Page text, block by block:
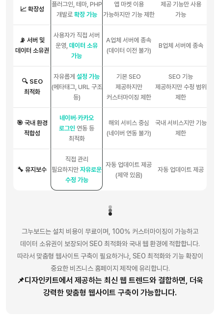
📈 확장성
플러그인, 테마, PHP
개발로 확장 가능
앱 마켓 이용
가능하지만 기능 제한
제공 기능만 사용
가능
📡 서버 및
데이터 소유권
사용자가 직접 서버
운영, 데이터 소유
가능
A업체 서버에 종속
(데이터 이전 불가)
B업체 서버에 종속
🔍 SEO
최적화
자유롭게 설정 가능
(메타태그, URL 구조
등)
기본 SEO
제공하지만
커스터마이징 제한
SEO 기능
제공하지만 수정 범위
제한
🎯 국내 환경
적합성
네이버·카카오
로그인 연동 등
최적화
해외 서비스 중심
(네이버 연동 불가)
국내 서비스지만 기능
제한
🔧 유지보수
직접 관리
필요하지만 자유로운
수정 가능
자동 업데이트 제공
(제약 있음)
자동 업데이트 제공
그누보드는 설치 비용이 무료이며, 100% 커스터마이징이 가능하고
데이터 소유권이 보장되어 SEO 최적화와 국내 웹 환경에 적합합니다.
따라서 맞춤형 웹사이트 구축이 필요하거나, SEO 최적화와 기능 확장이
중요한 비즈니스 홈페이지 제작에 유리합니다.
📌디자인키트에서 제공하는 최신 웹 트렌드와 결합하면, 더욱
강력한 맞춤형 웹사이트 구축이 가능합니다.